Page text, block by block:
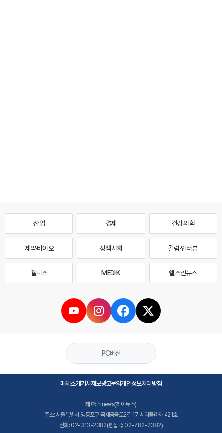
산업 경제 건강·의학
제약·바이오 정책·사회 칼럼·인터뷰
웰니스 MEDI·K 헬스인뉴스
PC버전
매체소개기사제보광고문의개인정보처리방침
제호: hinews(하이뉴스)
주소: 서울특별시 영등포구 국제금융로2길 17 시티플라자 421호
전화: 02-313-2382(편집국: 02-782-2382)